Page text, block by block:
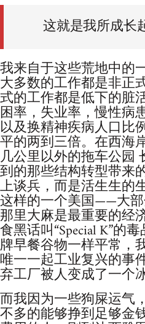
这就是我所成长
我来自于这些荒地中的
大多数的工作都是非正
式的工作都是低下的脏
困率，失业率，慢性病
以及换精神疾病人口比
平的两到三倍。在西海
几公里以外的拖车公园
到的那些结构转型带来
上谈兵，而是活生生的
这样的一个美国——大
那里大麻是最重要的经
食黑话叫“Special K”的
牌早餐谷物一样平常，
唯一一起工业复兴的事
弃工厂被人变成了一个
而我因为一些狗屎运气
不多的能够挣到足够金